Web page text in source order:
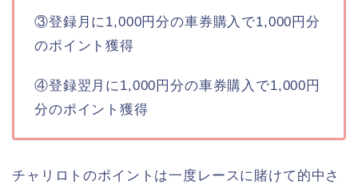
③登録月に1,000円分の車券購入で1,000円分
のポイント獲得
④登録翌月に1,000円分の車券購入で1,000円
分のポイント獲得
チャリロトのポイントは一度レースに賭けて的中さ